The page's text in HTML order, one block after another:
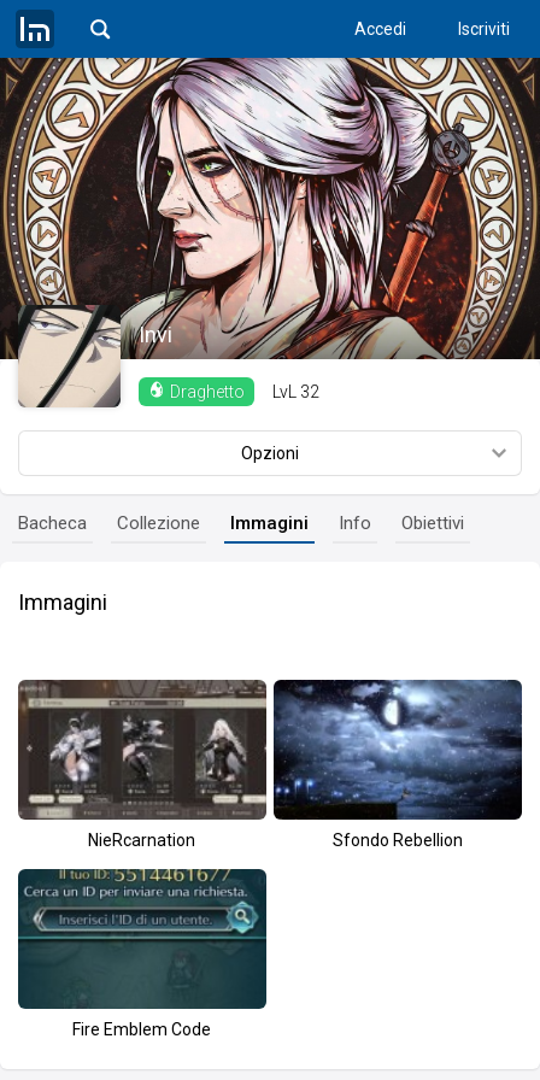
Accedi Iscriviti
Invi
Draghetto LvL 32
Opzioni
Bacheca Collezione Immagini Info Obiettivi
Immagini
NieRcarnation Sfondo Rebellion
Fire Emblem Code